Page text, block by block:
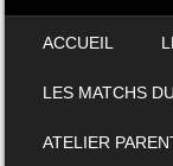
ACCUEIL
LES MATCHS
ATELIER